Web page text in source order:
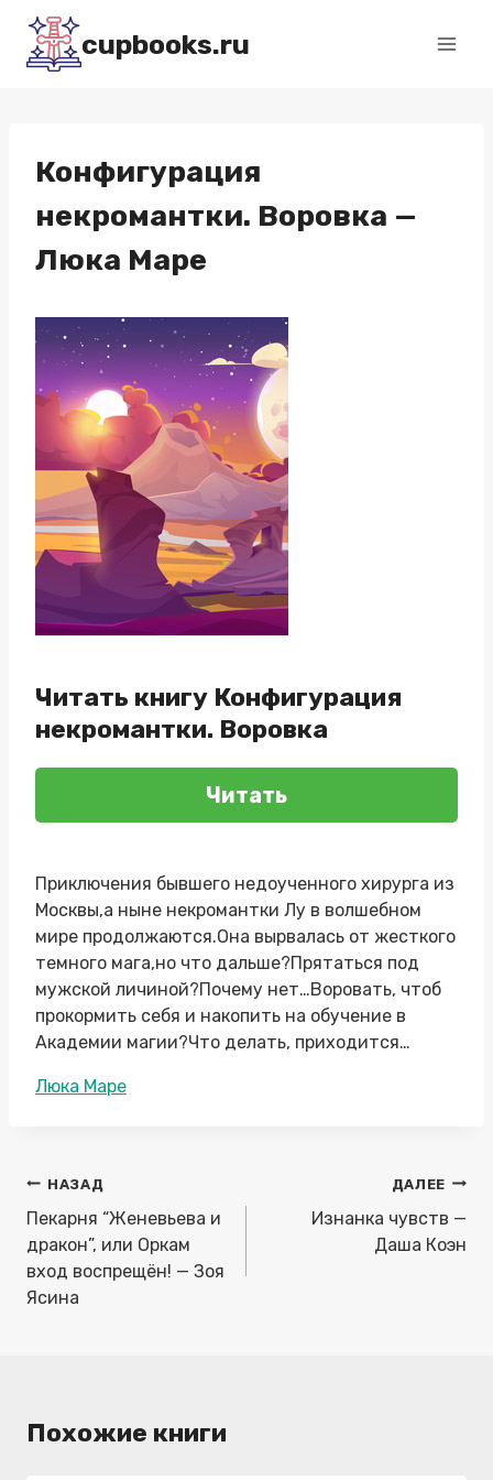
Перейти
содержимому
cupbooks.ru
Конфигурация
некромантки. Воровка —
Люка Маре
Читать книгу Конфигурация
некромантки. Воровка
Читать
Приключения бывшего недоученного хирурга из
Москвы,а ныне некромантки Лу в волшебном
мире продолжаются.Она вырвалась от жесткого
темного мага,но что дальше?Прятаться под
мужской личиной?Почему нет…Воровать, чтоб
прокормить себя и накопить на обучение в
Академии магии?Что делать, приходится…
Метки
Люка Маре
Навигация
по
записям
НАЗАД
Пекарня “Женевьева и
дракон”, или Оркам
вход воспрещён! — Зоя
Ясина
ДАЛЕЕ
Изнанка чувств —
Даша Коэн
Похожие книги